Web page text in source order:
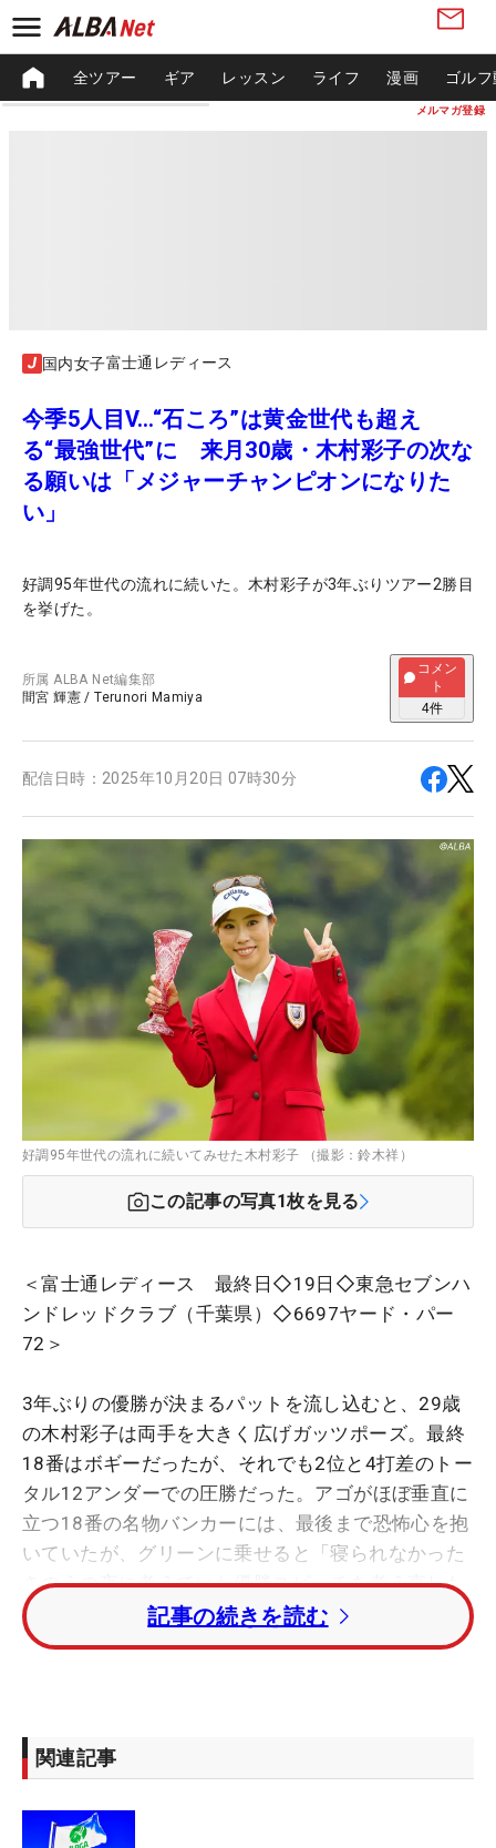
メルマガ登録
全ツアー ギア レッスン ライフ 漫画 ゴル
国内女子富士通レディース
今季5人目V…“石ころ”は黄金世代も超え
る“最強世代”に 来月30歳・木村彩子の次な
る願いは「メジャーチャンピオンになりた
い」
好調95年世代の流れに続いた。木村彩子が3年ぶりツアー2勝目
を挙げた。
所属ALBA Net編集部
間宮 輝憲 /Terunori Mamiya
コメン
ト
4件
配信日時： 2025年10月20日 07時30分
好調95年世代の流れに続いてみせた木村彩子 （撮影：鈴木祥）
この記事の写真1枚を見る
＜富士通レディース 最終日◇19日◇東急セブンハ
ンドレッドクラブ（千葉県）◇6697ヤード・パー
72＞
3年ぶりの優勝が決まるパットを流し込むと、29歳
の木村彩子は両手を大きく広げガッツポーズ。最終
18番はボギーだったが、それでも2位と4打差のトー
タル12アンダーでの圧勝だった。アゴがほぼ垂直に
立つ18番の名物バンカーには、最後まで恐怖心を抱
いていたが、グリーンに乗せると「寝られなかった
きのうの夜に考えていた優勝スピーチを考え直した
り、カメラマンがどこにいるかを見渡す余裕もあり
ました」と、“笑顔の決めポーズ”で激戦を締めくく
3人が並ぶトップのひとりとして迎えた最終日。も
ちろん、最初からそんな“余裕”があったわけではな
いをしてのトップ10はあまりなかった。ドキドキし
記事の続きを読む
関連記事